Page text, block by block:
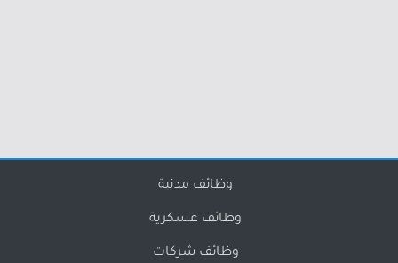
وظائف مدنية
وظائف عسكرية
وظائف شركات